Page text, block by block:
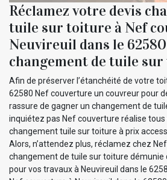
Réclamez votre devis
tuile sur toiture à Nef
Neuvireuil dans le
changement de tuile
Afin de préserver l’étanchéité de votre
62580 Nef couverture un couvreur pour
rassure de gagner un changement de
inquiétez pas Nef couverture réalise tous
changement tuile sur toiture à prix
Alors, n’attendez plus, réclamez chez
changement de tuile sur toiture
pour vos travaux à Neuvireuil dans le